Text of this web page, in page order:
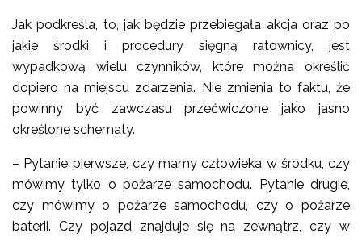
Jak podkreśla, to, jak będzie przebiegała akcja oraz po
jakie środki i procedury sięgną ratownicy, jest
wypadkową wielu czynników, które można określić
dopiero na miejscu zdarzenia. Nie zmienia to faktu, że
powinny być zawczasu przećwiczone jako jasno
określone schematy.
– Pytanie pierwsze, czy mamy człowieka w środku, czy
mówimy tylko o pożarze samochodu. Pytanie drugie,
czy mówimy o pożarze samochodu, czy o pożarze
baterii. Czy pojazd znajduje się na zewnątrz, czy w